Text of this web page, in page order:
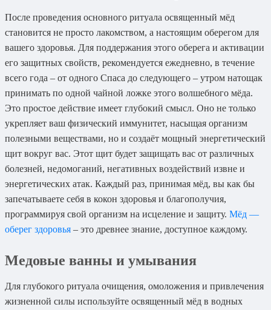
После проведения основного ритуала освященный мёд
становится не просто лакомством, а настоящим оберегом для
вашего здоровья. Для поддержания этого оберега и активации
его защитных свойств, рекомендуется ежедневно, в течение
всего года – от одного Спаса до следующего – утром натощак
принимать по одной чайной ложке этого волшебного мёда.
Это простое действие имеет глубокий смысл. Оно не только
укрепляет ваш физический иммунитет, насыщая организм
полезными веществами, но и создаёт мощный энергетический
щит вокруг вас. Этот щит будет защищать вас от различных
болезней, недомоганий, негативных воздействий извне и
энергетических атак. Каждый раз, принимая мёд, вы как бы
запечатываете себя в кокон здоровья и благополучия,
программируя свой организм на исцеление и защиту. Мёд —
оберег здоровья – это древнее знание, доступное каждому.
Медовые ванны и умывания
Для глубокого ритуала очищения, омоложения и привлечения
жизненной силы используйте освященный мёд в водных